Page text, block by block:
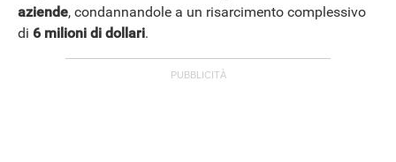
aziende, condannandole a un risarcimento complessivo
di 6 milioni di dollari.